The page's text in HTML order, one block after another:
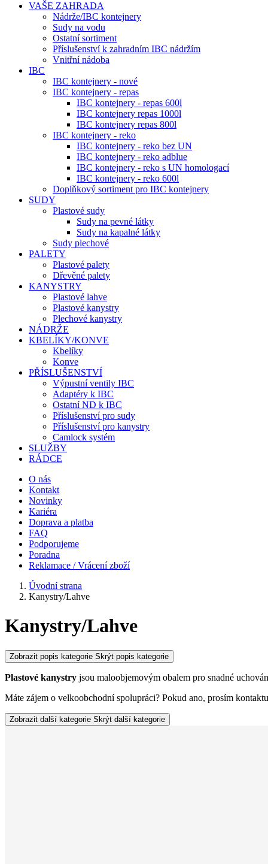
VAŠE ZAHRADA
Nádrže/IBC kontejnery
Sudy na vodu
Ostatní sortiment
Příslušenství k zahradním IBC nádržím
Vnitřní nádoba
IBC
IBC kontejnery - nové
IBC kontejnery - repas
IBC kontejnery - repas 600l
IBC kontejnery repas 1000l
IBC kontejnery repas 800l
IBC kontejnery - reko
IBC kontejnery - reko bez UN
IBC kontejnery - reko adblue
IBC kontejnery - reko s UN homologací
IBC kontejnery - reko 600l
Doplňkový sortiment pro IBC kontejnery
SUDY
Plastové sudy
Sudy na pevné látky
Sudy na kapalné látky
Sudy plechové
PALETY
Plastové palety
Dřevěné palety
KANYSTRY
Plastové lahve
Plastové kanystry
Plechové kanystry
NÁDRŽE
KBELÍKY/KONVE
Kbelíky
Konve
PŘÍSLUŠENSTVÍ
Výpustní ventily IBC
Adaptéry k IBC
Ostatní ND k IBC
Příslušenství pro sudy
Příslušenství pro kanystry
Camlock systém
SLUŽBY
RÁDCE
O nás
Kontakt
Novinky
Kariéra
Doprava a platba
FAQ
Podporujeme
Poradna
Reklamace / Vrácení zboží
Úvodní strana
Kanystry/Lahve
Kanystry/Lahve
Zobrazit popis kategorie Skrýt popis kategorie
Plastové kanystry jsou maloobjemovým obalem pro snadné
Máte zájem o velkoobchodní spolupráci? Pokud ano, prosím
Zobrazit další kategorie Skrýt další kategorie